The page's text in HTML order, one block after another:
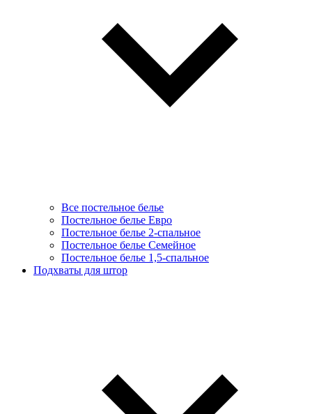
Все постельное белье
Постельное белье Евро
Постельное белье 2-спальное
Постельное белье Семейное
Постельное белье 1,5-спальное
Подхваты для штор